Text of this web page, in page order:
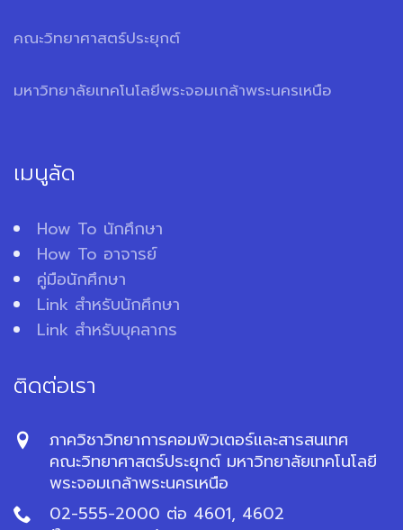
คณะวิทยาศาสตร์ประยุกต์
มหาวิทยาลัยเทคโนโลยีพระจอมเกล้าพระนครเหนือ
เมนูลัด
How To นักศึกษา
How To อาจารย์
คู่มือนักศึกษา
Link สำหรับนักศึกษา
Link สำหรับบุคลากร
ติดต่อเรา
ภาควิชาวิทยาการคอมพิวเตอร์และสารสนเทศ
คณะวิทยาศาสตร์ประยุกต์ มหาวิทยาลัยเทคโนโลยี
พระจอมเกล้าพระนครเหนือ
02-555-2000 ต่อ 4601, 4602